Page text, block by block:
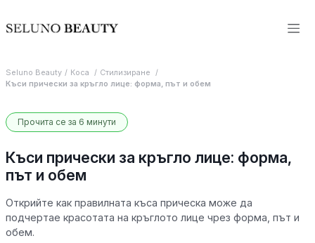
Seluno Beauty Коса
Стилизиране
Къси прически за кръгло лице: форма, път и обем
Прочита се за 6 минути
Къси прически за кръгло лице: форма,
път и обем
Открийте как правилната къса прическа може да
подчертае красотата на кръглото лице чрез форма, път и
обем.